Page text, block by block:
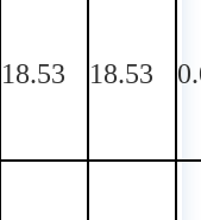
18.53 18.53